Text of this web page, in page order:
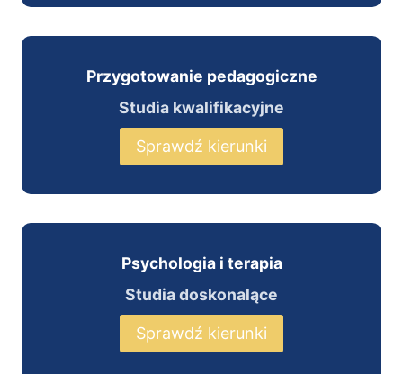
Przygotowanie pedagogiczne
Studia kwalifikacyjne
Sprawdź kierunki
Psychologia i terapia
Studia doskonalące
Sprawdź kierunki